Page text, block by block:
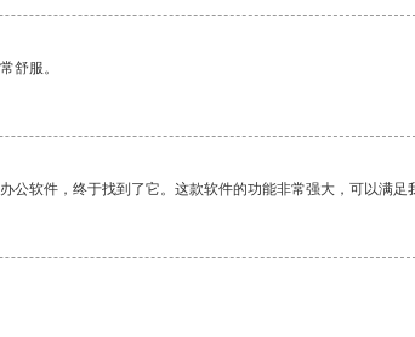
舒服。
公软件，终于找到了它。这款软件的功能非常强大，可以满